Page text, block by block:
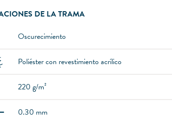
DE LA TRAMA
Oscurecimiento
Poliéster con revestimiento acrílico
220 g/m²
0.30 mm